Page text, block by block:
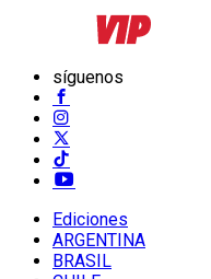
síguenos
Ediciones
ARGENTINA
BRASIL